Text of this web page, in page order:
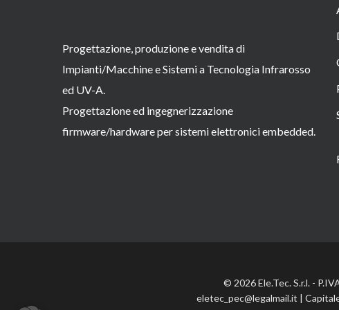
Progettazione, produzione e vendita di
Impianti/Macchine e Sistemi a Tecnologia Infrarosso
ed UV-A.
Progettazione ed ingegnerizzazione
firmware/hardware per sistemi elettronici embedded.
© 2026 Ele.Tec. S.r.l. -
eletec_pec@legalmail.it |